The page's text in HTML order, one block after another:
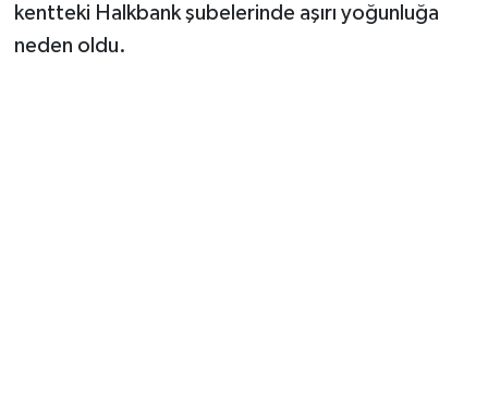
kentteki Halkbank şubelerinde aşırı yoğunluğa
neden oldu.